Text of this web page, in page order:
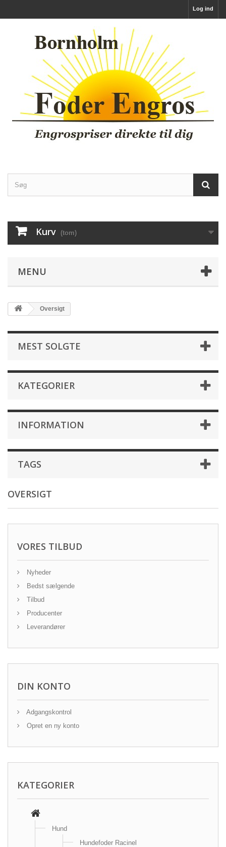
Log ind
Kurv (tom)
MENU
Oversigt
MEST SOLGTE
KATEGORIER
INFORMATION
TAGS
OVERSIGT
VORES TILBUD
Nyheder
Bedst sælgende
Tilbud
Producenter
Leverandører
DIN KONTO
Adgangskontrol
Opret en ny konto
KATEGORIER
Hund
Hundefoder Racinel